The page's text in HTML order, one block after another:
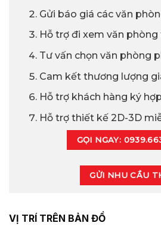
Gửi báo giá các văn
Hỗ trợ đi xem văn phòng
Tư vấn chọn văn phòng
Cam kết thương lượng
Hỗ trợ khách hàng ký
Hỗ trợ thiết kế 2D-3D
GỌI NGAY:
GỬI NHU CẦU
VỊ TRÍ TRÊN BẢN ĐỒ